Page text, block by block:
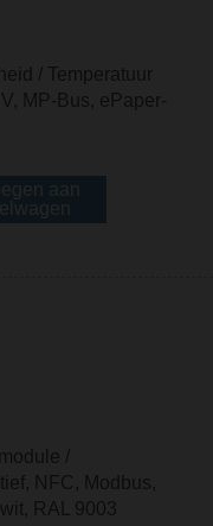
/ Temperatuur
MP-Bus, ePaper-
/
NFC, Modbus,
RAL 9003